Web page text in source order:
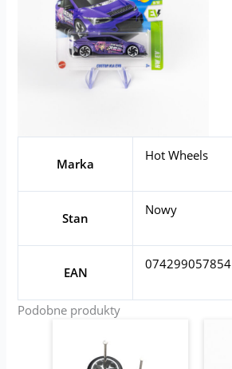
Marka
Hot Wheels
Stan
Nowy
EAN
074299057854
Podobne produkty